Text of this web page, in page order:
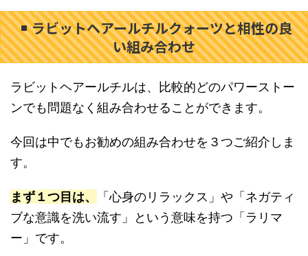
ラビットヘアールチルクォーツと相性の良
い組み合わせ
ラビットヘアールチルは、比較的どのパワーストー
ンでも問題なく組み合わせることができます。
今回は中でもお勧めの組み合わせを３つご紹介しま
す。
まず１つ目は、
「心身のリラックス」や「ネガティ
ブな意識を洗い流す」という意味を持つ「ラリマ
ー」です。